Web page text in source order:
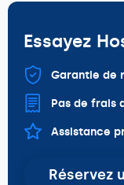
Essayez
Garantie de
Pas de frais
Assistance
Réservez